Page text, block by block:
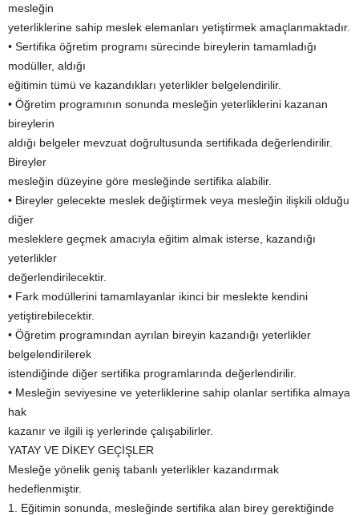
mesleğin
yeterliklerine sahip meslek elemanları yetiştirmek amaçlanmaktadır.
• Sertifika öğretim programı sürecinde bireylerin tamamladığı
modüller, aldığı
eğitimin tümü ve kazandıkları yeterlikler belgelendirilir.
• Öğretim programının sonunda mesleğin yeterliklerini kazanan
bireylerin
aldığı belgeler mevzuat doğrultusunda sertifikada değerlendirilir.
Bireyler
mesleğin düzeyine göre mesleğinde sertifika alabilir.
• Bireyler gelecekte meslek değiştirmek veya mesleğin ilişkili olduğu
diğer
mesleklere geçmek amacıyla eğitim almak isterse, kazandığı
yeterlikler
değerlendirilecektir.
• Fark modüllerini tamamlayanlar ikinci bir meslekte kendini
yetiştirebilecektir.
• Öğretim programından ayrılan bireyin kazandığı yeterlikler
belgelendirilerek
istendiğinde diğer sertifika programlarında değerlendirilir.
• Mesleğin seviyesine ve yeterliklerine sahip olanlar sertifika almaya
hak
kazanır ve ilgili iş yerlerinde çalışabilirler.
YATAY VE DİKEY GEÇİŞLER
Mesleğe yönelik geniş tabanlı yeterlikler kazandırmak
hedeflenmiştir.
1. Eğitimin sonunda, mesleğinde sertifika alan birey gerektiğinde